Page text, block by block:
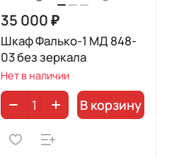
35 000 ₽
Шкаф Фалько-1 МД 848-
03 без зеркала
Нет в наличии
В корзину